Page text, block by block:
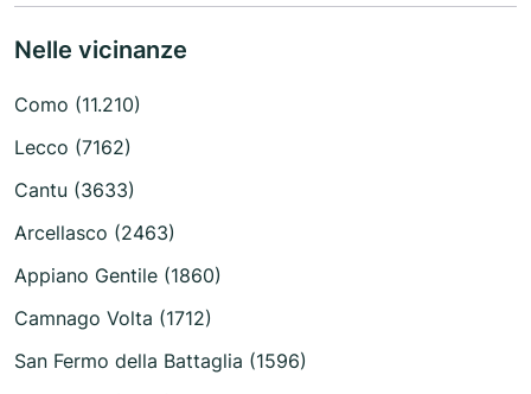
Nelle vicinanze
Como (11.210)
Lecco (7162)
Cantu (3633)
Arcellasco (2463)
Appiano Gentile (1860)
Camnago Volta (1712)
San Fermo della Battaglia (1596)